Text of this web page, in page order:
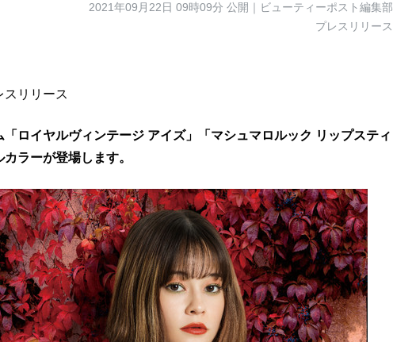
2021年09月22日 09時09分 公開｜ビューティーポスト編集部
プレスリリース
スリリース
ロイヤルヴィンテージ アイズ」「マシュマロルック リップスティ
ラーが登場します。